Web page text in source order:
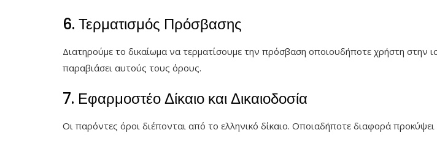
6. Τερματισμός Πρόσβασης
Διατηρούμε το δικαίωμα να τερματίσουμε την πρόσβαση οποιουδήποτε χρήστη στην
παραβιάσει αυτούς τους όρους.
7. Εφαρμοστέο Δίκαιο και Δικαιοδοσία
Οι παρόντες όροι διέπονται από το ελληνικό δίκαιο. Οποιαδήποτε διαφορά